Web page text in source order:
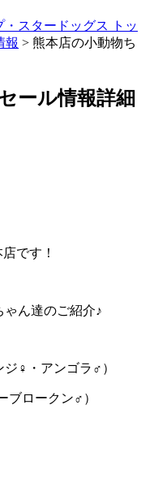
スタードッグス トッ
報 > 熊本店の小動物ち
ール情報詳細
です！
ん達のご紹介♪
♀・アンゴラ♂）
ロークン♂）